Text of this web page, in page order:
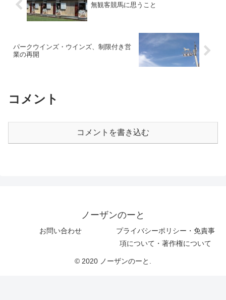
無観客競馬に思うこと
パークウインズ・ウインズ、制限付き営
業の再開
コメント
コメントを書き込む
ノーザンのーと
お問い合わせ
プライバシーポリシー・免責事
項について・著作権について
© 2020 ノーザンのーと.